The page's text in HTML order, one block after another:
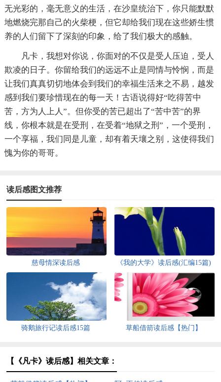
无光彩的，毫无意义的生活，在沙皇统治下，你只能默默
地燃烧完那自己的火柴梗，但它却给我们现在这些娇生惯
养的人们留下了深刻的印象，给了我们极大的感触。
凡卡，我想对你说，你面对的不仅是受人压迫，受人
欺凌的日子。你留给我们的远远不止是同情与怜悯，而是
让我们真真切切地体会到我们的幸福生活来之不易，越发
感到我们要珍惜现在的每一天！古语说得好“吃得苦中
苦，方为人上人”。但你受的苦已超出了“苦中苦”的界
线，你根本就是在受刑，在受着“地狱之刑”，一个受刑，
一个享福，我们同是儿童，却有着天壤之别，这使得我们
愧为你的哥哥。
读后感图文推荐
慈母情深读后感 《我的大学》读后感(汇编15篇)
骑鹅旅行记读后感15篇 草船借箭读后感【热门】
【《凡卡》读后感】相关文章：